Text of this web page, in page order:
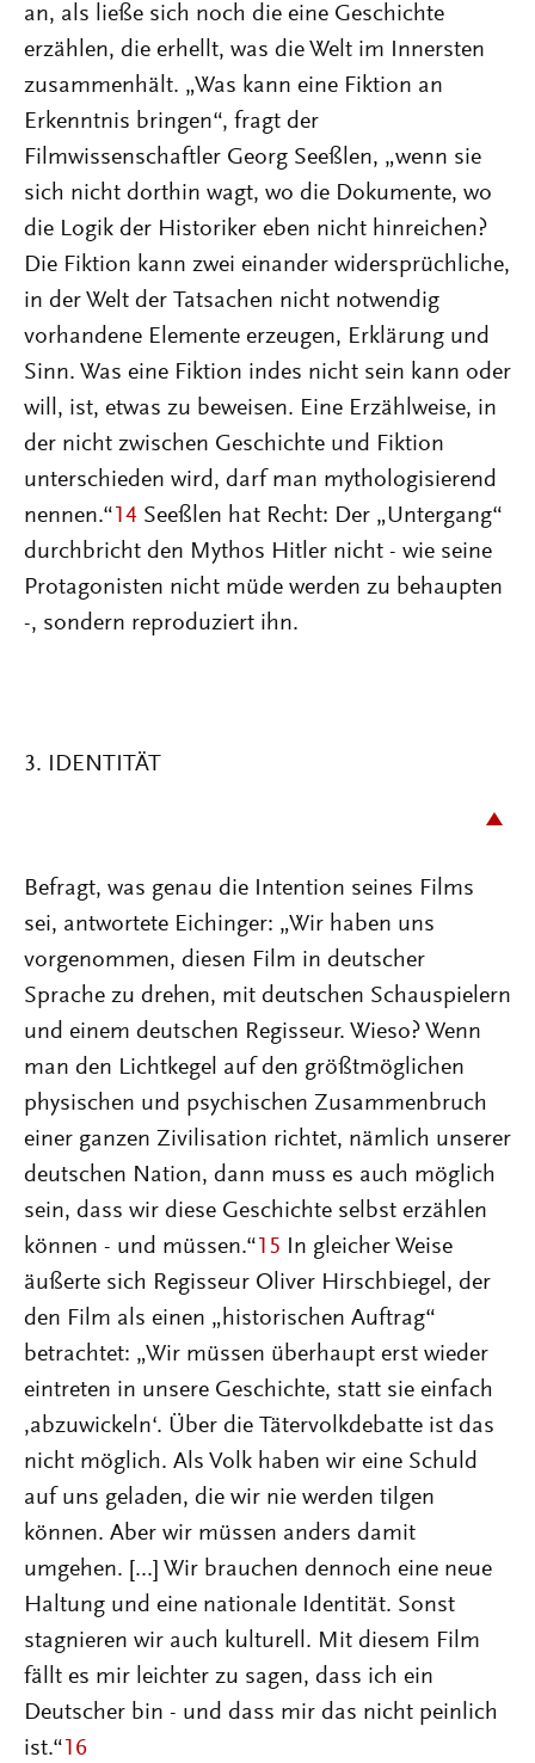
an, als ließe sich noch die eine Geschichte
erzählen, die erhellt, was die Welt im Innersten
zusammenhält. „Was kann eine Fiktion an
Erkenntnis bringen“, fragt der
Filmwissenschaftler Georg Seeßlen, „wenn sie
sich nicht dorthin wagt, wo die Dokumente, wo
die Logik der Historiker eben nicht hinreichen?
Die Fiktion kann zwei einander widersprüchliche,
in der Welt der Tatsachen nicht notwendig
vorhandene Elemente erzeugen, Erklärung und
Sinn. Was eine Fiktion indes nicht sein kann oder
will, ist, etwas zu beweisen. Eine Erzählweise, in
der nicht zwischen Geschichte und Fiktion
unterschieden wird, darf man mythologisierend
nennen.“ 14 Seeßlen hat Recht: Der „Untergang“
durchbricht den Mythos Hitler nicht - wie seine
Protagonisten nicht müde werden zu behaupten
-, sondern reproduziert ihn.
3. IDENTITÄT
Befragt, was genau die Intention seines Films
sei, antwortete Eichinger: „Wir haben uns
vorgenommen, diesen Film in deutscher
Sprache zu drehen, mit deutschen Schauspielern
und einem deutschen Regisseur. Wieso? Wenn
man den Lichtkegel auf den größtmöglichen
physischen und psychischen Zusammenbruch
einer ganzen Zivilisation richtet, nämlich unserer
deutschen Nation, dann muss es auch möglich
sein, dass wir diese Geschichte selbst erzählen
können - und müssen.“ 15 In gleicher Weise
äußerte sich Regisseur Oliver Hirschbiegel, der
den Film als einen „historischen Auftrag“
betrachtet: „Wir müssen überhaupt erst wieder
eintreten in unsere Geschichte, statt sie einfach
‚abzuwickeln‘. Über die Tätervolkdebatte ist das
nicht möglich. Als Volk haben wir eine Schuld
auf uns geladen, die wir nie werden tilgen
können. Aber wir müssen anders damit
umgehen. [...] Wir brauchen dennoch eine neue
Haltung und eine nationale Identität. Sonst
stagnieren wir auch kulturell. Mit diesem Film
fällt es mir leichter zu sagen, dass ich ein
Deutscher bin - und dass mir das nicht peinlich
ist.“ 16